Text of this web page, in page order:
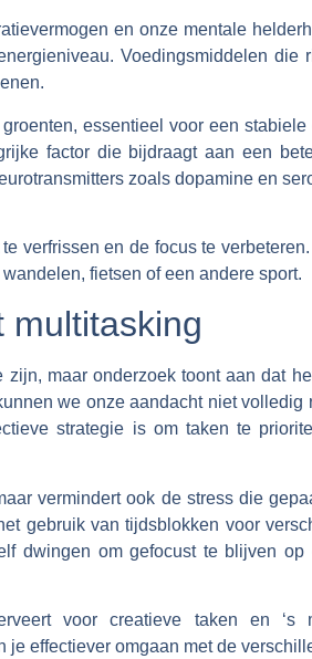
en onze mentale
Voedingsmiddelen die
essentieel voor een
factor die bijdraagt aan een
zoals dopamine en
verfrissen en de focus te
fietsen of een andere sport.
multitasking
maar onderzoek toont aan dat
we onze aandacht niet
strategie is om taken te
vermindert ook de stress die
gebruik van tijdsblokken voor
dwingen om gefocust te blijven
voor creatieve taken en ‘s
effectiever omgaan met de